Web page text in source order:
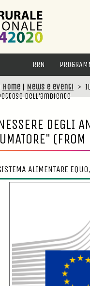
RRN
Home | News e eventi >
dell'ambiente
DEGLI
(FROM
ALIMENTARE